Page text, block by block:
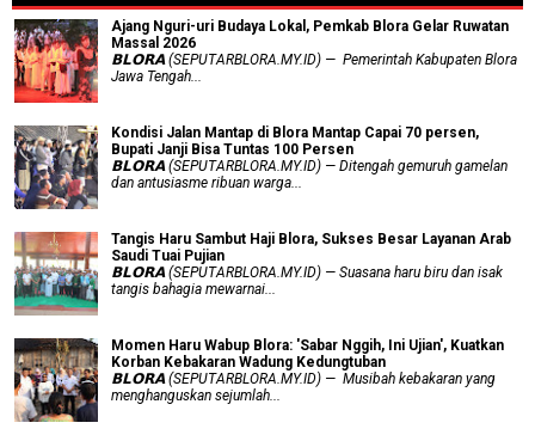
Ajang Nguri-uri Budaya Lokal, Pemkab Blora Gelar Ruwatan
Massal 2026
𝗕𝗟𝗢𝗥𝗔 (SEPUTARBLORA.MY.ID) — Pemerintah Kabupaten Blora
Jawa Tengah...
Kondisi Jalan Mantap di Blora Mantap Capai 70 persen,
Bupati Janji Bisa Tuntas 100 Persen
𝗕𝗟𝗢𝗥𝗔 (SEPUTARBLORA.MY.ID) — Ditengah gemuruh gamelan
dan antusiasme ribuan warga...
Tangis Haru Sambut Haji Blora, Sukses Besar Layanan Arab
Saudi Tuai Pujian
𝗕𝗟𝗢𝗥𝗔 (SEPUTARBLORA.MY.ID) — Suasana haru biru dan isak
tangis bahagia mewarnai...
Momen Haru Wabup Blora: ​'Sabar Nggih, Ini Ujian', Kuatkan
Korban Kebakaran Wadung Kedungtuban
𝗕𝗟𝗢𝗥𝗔 (SEPUTARBLORA.MY.ID) — Musibah kebakaran yang
menghanguskan sejumlah...